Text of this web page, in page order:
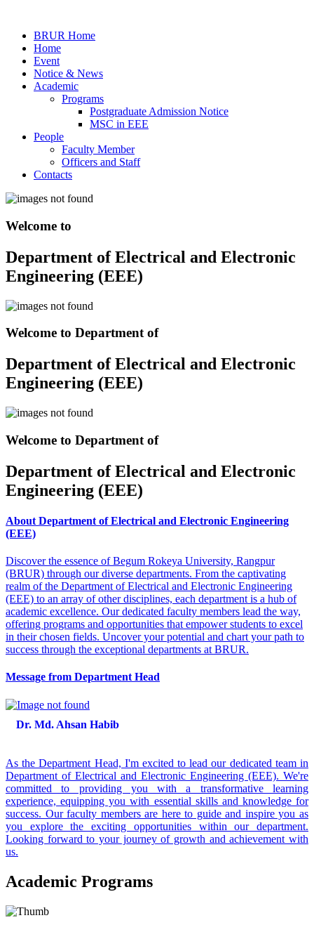
BRUR Home
Home
Event
Notice & News
Academic
Programs
Postgraduate Admission Notice
MSC in EEE
People
Faculty Member
Officers and Staff
Contacts
Welcome to
Department of Electrical and Electronic
Engineering (EEE)
Welcome to Department of
Department of Electrical and Electronic
Engineering (EEE)
Welcome to Department of
Department of Electrical and Electronic
Engineering (EEE)
About Department of Electrical and Electronic Engineering
(EEE)
Discover the essence of Begum Rokeya University, Rangpur
(BRUR) through our diverse departments. From the captivating
realm of the Department of Electrical and Electronic Engineering
(EEE) to an array of other disciplines, each department is a hub of
academic excellence. Our dedicated faculty members lead the way,
offering programs and opportunities that empower students to excel
in their chosen fields. Uncover your potential and chart your path to
success through the exceptional departments at BRUR.
Message from Department Head
Dr. Md. Ahsan Habib
As the Department Head, I'm excited to lead our dedicated team in
Department of Electrical and Electronic Engineering (EEE). We're
committed to providing you with a transformative learning
experience, equipping you with essential skills and knowledge for
success. Our faculty members are here to guide and inspire you as
you explore the exciting opportunities within our department.
Looking forward to your journey of growth and achievement with
us.
Academic Programs